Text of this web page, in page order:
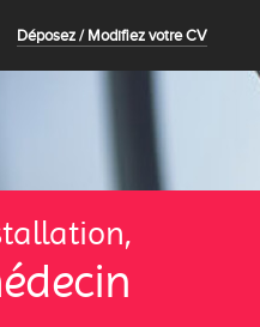
Déposez / Modifiez votre CV